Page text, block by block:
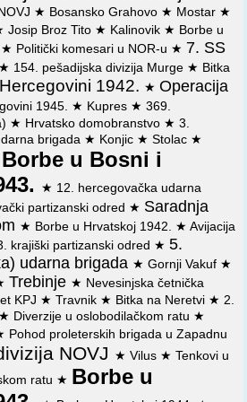
3. NOP odred 4. operativne zone
ljudstvo je ušlo u sastav 5.
NOU brigade kao popuna tih
Vrhovnog komandanta NOV i POJ
3. udarna divizija NOVJ,
hercegovačka i 1. dalmatinska
bataljon -Mihovil Tomić-
4, operativne zone NOV i PO
hercegovačke NOU brigade kao
Vrhovnog komandanta NOV i
sektora Mrkonjić-Grad-Jajce,
po jednog bataljona 5.
NOU brigade i dva bataljona
sa zadatkom: odbrana pravca
i 10. hercegovačka udarna
NOVJ zauzela Turbe (kod
zarobljenih domobrana iz
NOU divizije od 20 februara 1943
i PO Jugoslavije o borbi jedinica
kod Ostrošca i oslobođenju Rame
hercegovačke brigade
NOU divizije od 24 februara 1943
i PO Jugoslavije o borbama
kod Bijele, Turije i na
NOU divizije od 3 marta 1943
i Desete hercegovačke
kod Ostrošca
komandanta NOV i POJ druga
Štabu Desete hercegovačke NOU
krilo Pete crnogorske NOU brigade
komandanta NOV i POJ druga
Desete hercegovačke NOU
krilo Pete crnogorske NOU brigade
★ Bosansko Grahovo ★ Mostar ★
Josip Broz Tito ★ Kalinovik ★ Borbe u
★ Politički komesari u NOR-u ★ 7. SS
★ 154. pešadijska divizija Murge ★ Bitka
1942. ★Operacija
1945. ★ Kupres ★369.
★ Hrvatsko domobranstvo ★3.
brigada ★ Konjic ★Stolac ★
Borbe u Bosni i
★ 12. hercegovačka udarna
partizanski odred ★ Saradnja
★ Borbe u Hrvatskoj 1942. ★Avijacija
krajiški partizanski odred ★5.
udarna brigada ★Gornji Vakuf ★
Trebinje ★ Nevesinjska četnička
KPJ ★Travnik ★ Bitka na Neretvi ★ 2.
★ Diverzije u oslobodilačkom ratu ★
Pohod proleterskih brigada u Zapadnu
NOVJ ★Vilus ★Tenkovi u
ratu ★ Borbe u